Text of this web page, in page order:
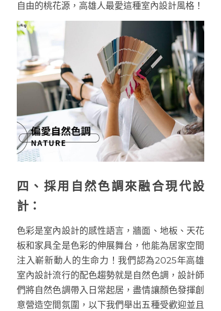
自由的桃花源，高雄人最愛這種室內設計風格！
四、採用自然色調來融合現代設
計：
色彩是室內設計的感性語言，牆面、地板、天花
板和家具全是色彩的伸展舞台，他能為居家空間
注入嶄新動人的生命力！我們認為2025年高雄
室內設計流行的配色趨勢就是自然色調，設計師
們將自然色調帶入日常起居，盡情讓顏色發揮創
意營造空間氛圍，以下我們舉出五種受歡迎並且